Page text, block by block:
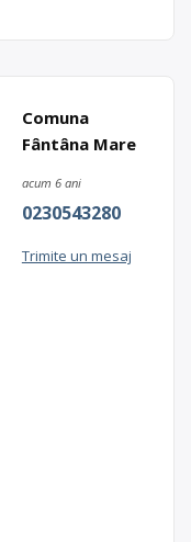
Comuna
Fântâna Mare
acum 6 ani
0230543280
Trimite un mesaj